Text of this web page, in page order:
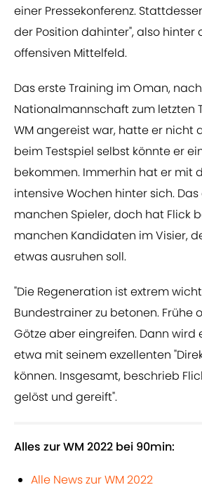
einer Pressekonferenz.
der Position dahinter", also hinter
offensiven Mittelfeld.
Das erste Training im Oman,
Nationalmannschaft zum letzten
WM angereist war, hatte er nicht
beim Testspiel selbst könnte er
bekommen. Immerhin hat er mit
intensive Wochen hinter sich.
manchen Spieler, doch hat Flick
manchen Kandidaten im Visier,
etwas ausruhen soll.
"Die Regeneration ist extrem
Bundestrainer zu betonen. Frühe
Götze aber eingreifen. Dann wird
etwa mit seinem exzellenten
können. Insgesamt, beschrieb
gelöst und gereift".
Alles zur WM 2022 bei 90min:
Alle News zur WM 2022